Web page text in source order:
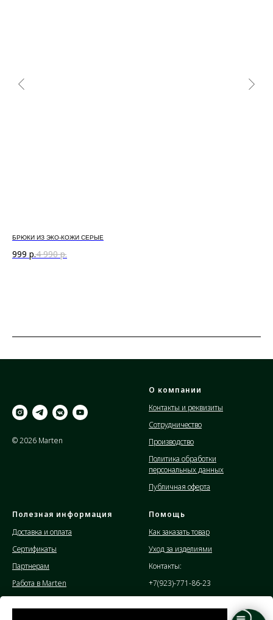
БРЮКИ ИЗ ЭКО-КОЖИ СЕРЫЕ
999 р.4 990 р.
© 2026 Marten
О компании
Контакты и реквизиты
Сотрудничество
Производство
Политика обработки
персональных данных
Публичная оферта
Полезная информация
Доставка и оплата
Сертификаты
Партнерам
Работа в Marten
Помощь
Как заказать товар
Уход за изделиями
Контакты:
+7(923)-771-86-23